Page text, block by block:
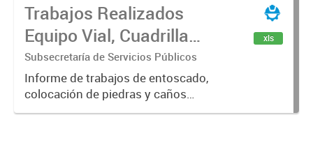
construcción, colocación de tapa
registro, reparación...
Trabajos Realizados
Equipo Vial, Cuadrilla
Bacheo, Servicio
Eléctrico - Noviembre
2021
Subsecretaría de Servicios Públicos
Informe de trabajos de entoscado,
colocación de piedras y caños
(zanjeo - cruce de calles) Informe
xls